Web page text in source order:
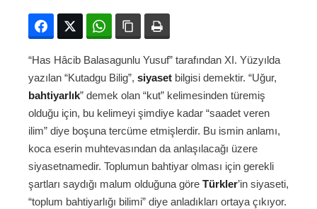
FacebookTwitter WhatsAppBağlanıyı kopyala
“Has Hâcib Balasagunlu Yusuf” tarafından XI. Yüzyılda
yazılan “Kutadgu Bilig”, siyaset bilgisi demektir. “Uğur,
bahtiyarlık” demek olan “kut” kelimesinden türemiş
olduğu için, bu kelimeyi şimdiye kadar “saadet veren
ilim” diye boşuna tercüme etmişlerdir. Bu ismin anlamı,
koca eserin muhtevasından da anlaşılacağı üzere
siyasetnamedir. Toplumun bahtiyar olması için gerekli
şartları saydığı malum olduğuna göre Türkler’in siyaseti,
“toplum bahtiyarlığı bilimi” diye anladıkları ortaya çıkıyor.